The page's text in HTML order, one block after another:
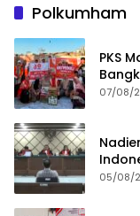
Polkumham
PKS
Tallo
07/08/
05/08/